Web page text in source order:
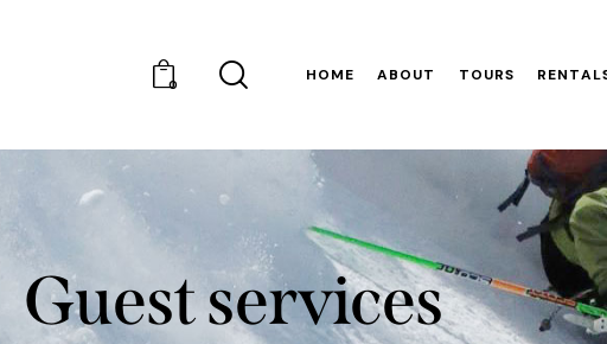
0
HOME ABOUT TOURS
Guest services